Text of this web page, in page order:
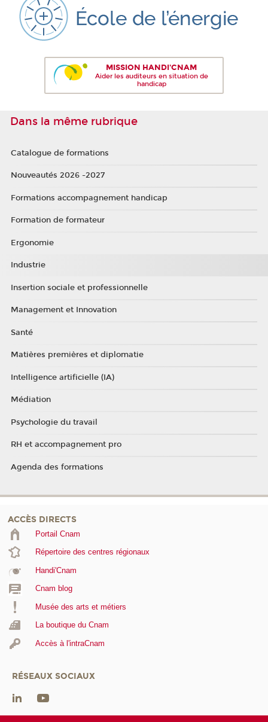
MISSION HANDI'CNAM
Aider les auditeurs en situation de
handicap
Dans la même rubrique
Catalogue de formations
Nouveautés 2026 -2027
Formations accompagnement handicap
Formation de formateur
Ergonomie
Industrie
Insertion sociale et professionnelle
Management et Innovation
Santé
Matières premières et diplomatie
Intelligence artificielle (IA)
Médiation
Psychologie du travail
RH et accompagnement pro
Agenda des formations
ACCÈS DIRECTS
Portail Cnam
Répertoire des centres régionaux
Handi'Cnam
Cnam blog
Musée des arts et métiers
La boutique du Cnam
Accès à l'intraCnam
RÉSEAUX SOCIAUX